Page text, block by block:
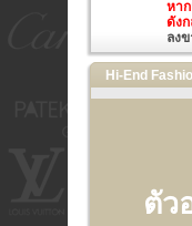
หา
ดัง
ลง
Hi-End
ตัว